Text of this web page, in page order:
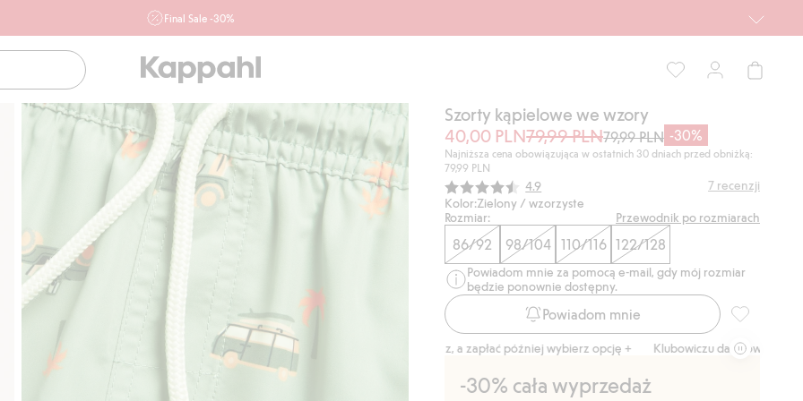
Final Sale -30%
ofertę, również z działu outlet do 10.8 w sklepach Kappahl i
Newbie oraz na kappahl.com. Ofert nie łączymy
Kobieta Mężczyzna
Dziecko
Niemowlę
Newbie
Szorty kąpielowe we wzory
40,00 PLN79,99 PLN79,99 PLN -30%
Najniższa cena obowiązująca w ostatnich 30 dniach przed obniżką:
79,99 PLN
Średnia ocena:
4.9 7 recenzji
Kolor:Zielony / wzorzyste
Rozmiar:
Przewodnik po rozmiarach
86/92 98/104 110/116 122/128
Powiadom mnie za pomocą e-mail, gdy mój rozmiar
będzie ponownie dostępny.
Powiadom mnie
Klubowiczu darmowa dostawa od 150 zł Kup teraz, a zapłać później wybierz opcję + Klubowiczu darmowa dostawa od
-30% cała wyprzedaż